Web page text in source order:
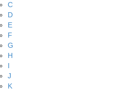
C
D
E
F
G
H
I
J
K